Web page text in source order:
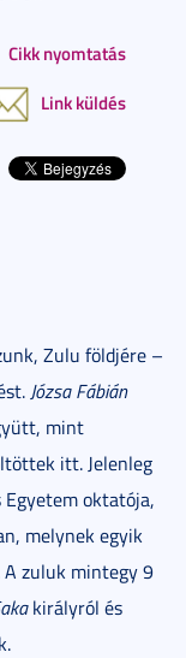
Cikk nyomtatás
Link küldés
Zulu földjére –
Józsa Fábián
mint
itt. Jelenleg
oktatója,
melynek egyik
zuluk mintegy 9
királyról és